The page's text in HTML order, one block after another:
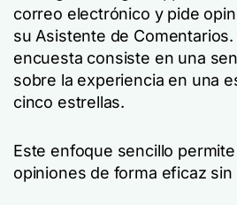
correo electrónico y pide
su Asistente de
encuesta consiste en una
sobre la experiencia en una
cinco estrellas.
Este enfoque sencillo
opiniones de forma eficaz